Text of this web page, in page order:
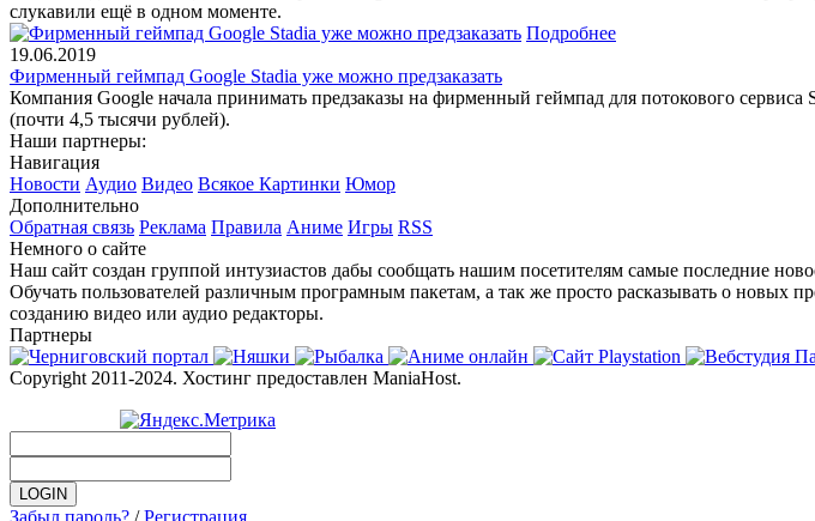
слукавили ещё в одном моменте.
Подробнее
19.06.2019
Фирменный геймпад Google Stadia уже можно предзаказать
Компания Google начала принимать предзаказы на фирменный геймпад для потокового сервиса
(почти 4,5 тысячи рублей).
Наши партнеры:
Навигация
Новости Аудио Видео Всякое Картинки Юмор
Дополнительно
Обратная связь Реклама Правила Аниме Игры RSS
Немного о сайте
Наш сайт создан группой интузиастов дабы сообщать нашим посетителям самые последние
Обучать пользователей различным програмным пакетам, а так же просто расказывать о
созданию видео или аудио редакторы.
Партнеры
Copyright 2011-2024. Хостинг предоставлен ManiaHost.
Забыл пароль? /Регистрация